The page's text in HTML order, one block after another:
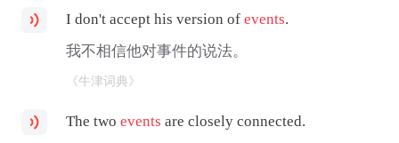
I don't accept his version ofevents.
我不相信他对事件的说法。
《牛津词典》
The twoevents are closely connected.